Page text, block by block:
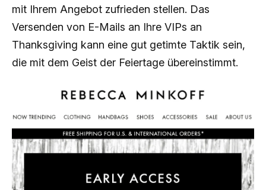
mit Ihrem Angebot zufrieden stellen. Das
Versenden von E-Mails an Ihre VIPs an
Thanksgiving kann eine gut getimte Taktik sein,
die mit dem Geist der Feiertage übereinstimmt.